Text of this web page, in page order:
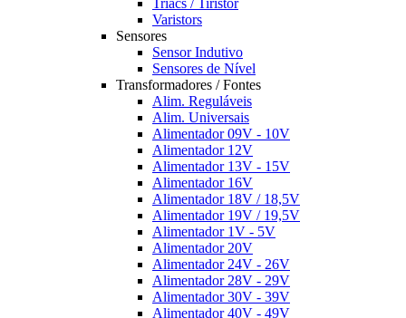
Triacs / Tiristor
Varistors
Sensores
Sensor Indutivo
Sensores de Nível
Transformadores / Fontes
Alim. Reguláveis
Alim. Universais
Alimentador 09V - 10V
Alimentador 12V
Alimentador 13V - 15V
Alimentador 16V
Alimentador 18V / 18,5V
Alimentador 19V / 19,5V
Alimentador 1V - 5V
Alimentador 20V
Alimentador 24V - 26V
Alimentador 28V - 29V
Alimentador 30V - 39V
Alimentador 40V - 49V